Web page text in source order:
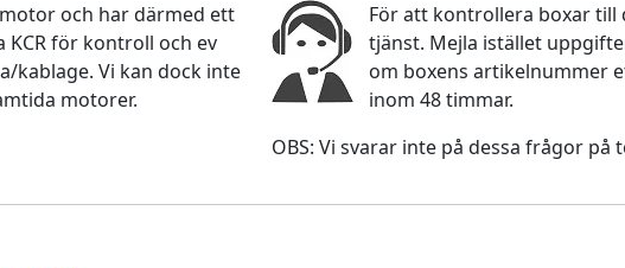
och har därmed ett
för kontroll och ev
kablage. Vi kan dock inte
motorer.
För att kontrollera boxar till
tjänst. Mejla istället
om boxens artikelnummer
inom 48 timmar.
OBS: Vi svarar inte på dessa frågor på